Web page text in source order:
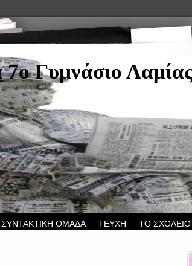
Γυμνάσιο
ΣΥΝΤΑΚΤΙΚΗ ΟΜΑΔΑ ΤΕΥΧΗ ΤΟ